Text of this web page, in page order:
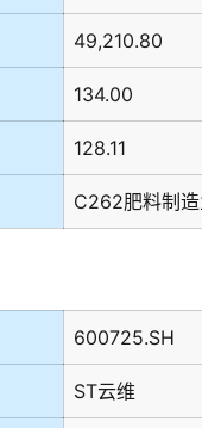
49,210.80
134.00
128.11
C262肥料制
600725.SH
ST云维